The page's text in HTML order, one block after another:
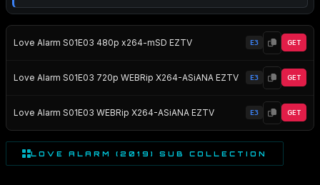
Love Alarm S01E03 480p x264-mSD EZTV E3 GET
Love Alarm S01E03 720p WEBRip X264-ASiANA EZTV E3 GET
Love Alarm S01E03 WEBRip X264-ASiANA EZTV E3 GET
LOVE ALARM (2019) SUB COLLECTION